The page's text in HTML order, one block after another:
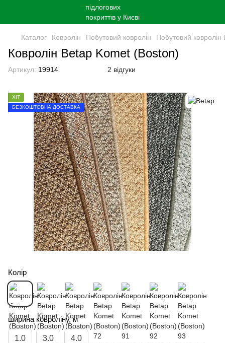
Каталог Ковролін Побутовий ковролін Побутовий ковролін
Кoврoлін Betap Komet (Boston)
Артикул: 19914 2 відгуки
ХІТ
БЕЗКОШТОВНА ДОСТАВКА
Колір
ширина ковроліну, м
1.0 3.0 4.0